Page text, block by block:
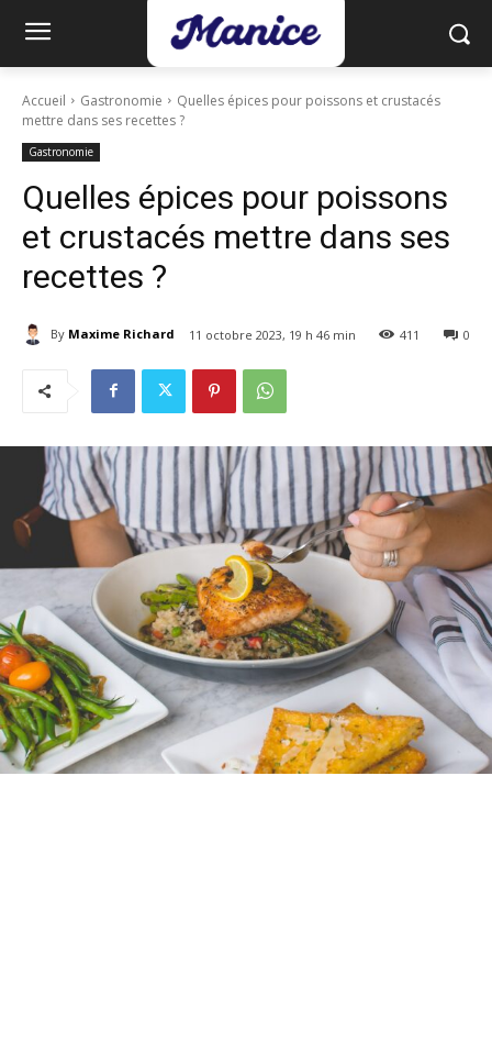
Accueil Gastronomie
Quelles épices pour poissons et crustacés
mettre dans ses recettes ?
Gastronomie
Quelles épices pour poissons
et crustacés mettre dans ses
recettes ?
By Maxime Richard 11 octobre 2023, 19 h 46 min 0
411